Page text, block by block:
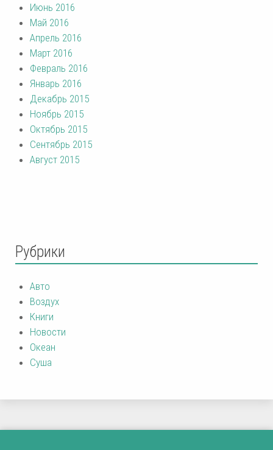
Июнь 2016
Май 2016
Апрель 2016
Март 2016
Февраль 2016
Январь 2016
Декабрь 2015
Ноябрь 2015
Октябрь 2015
Сентябрь 2015
Август 2015
Рубрики
Авто
Воздух
Книги
Новости
Океан
Суша